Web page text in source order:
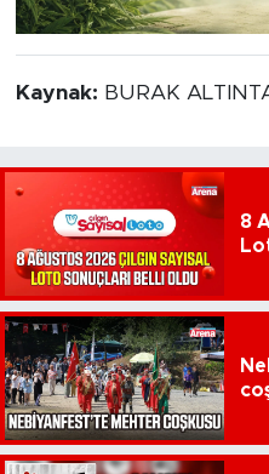
Kaynak: BURAK
8